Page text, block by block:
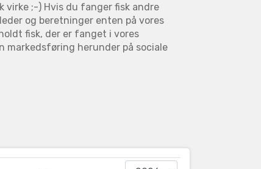
;-) Hvis du fanger fisk andre
og beretninger enten på vores
fisk, der er fanget i vores
markedsføring herunder på sociale